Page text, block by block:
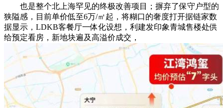
也是整个北上海罕见的终极改善项目；摒弃了保守户型的
狭隘感，目前单价低至6万/㎡起，将糊口的奢度打开据链家数
据显示，LDKB客餐厅一体化设想，利建发印象青城售楼处供
给预定看房，新地块遍及高溢价成交，